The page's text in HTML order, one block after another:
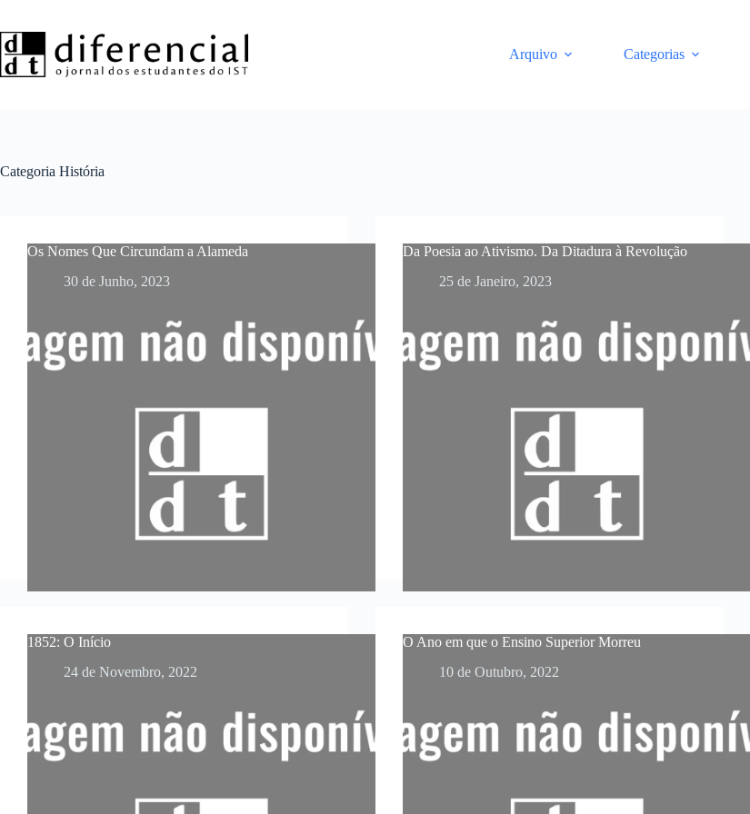
o
conteúdo
Arquivo Categorias
Categoria História
Os Nomes Que Circundam a Alameda
30 de Junho, 2023
Da Poesia ao Ativismo. Da Ditadura à Revolução
25 de Janeiro, 2023
1852: O Início
24 de Novembro, 2022
O Ano em que o Ensino Superior Morreu
10 de Outubro, 2022